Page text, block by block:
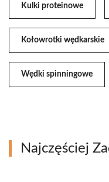
Kulki proteinowe
Kołowrotki wędkarskie
Wędki spinningowe
Najczęściej